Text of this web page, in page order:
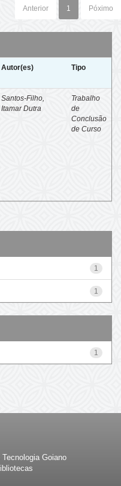
Anterior 1 Póximo
Autor(es) Tipo
Santos-Filho,
Itamar Dutra
Trabalho
de
Conclusão
de Curso
1
1
1
Goiano